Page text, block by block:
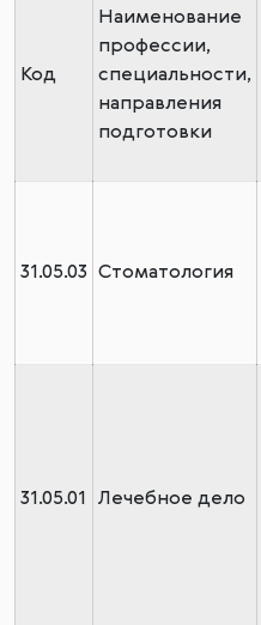
Код
Наименование
профессии,
специальности,
направления
подготовки
31.05.03 Стоматология
31.05.01 Лечебное дело